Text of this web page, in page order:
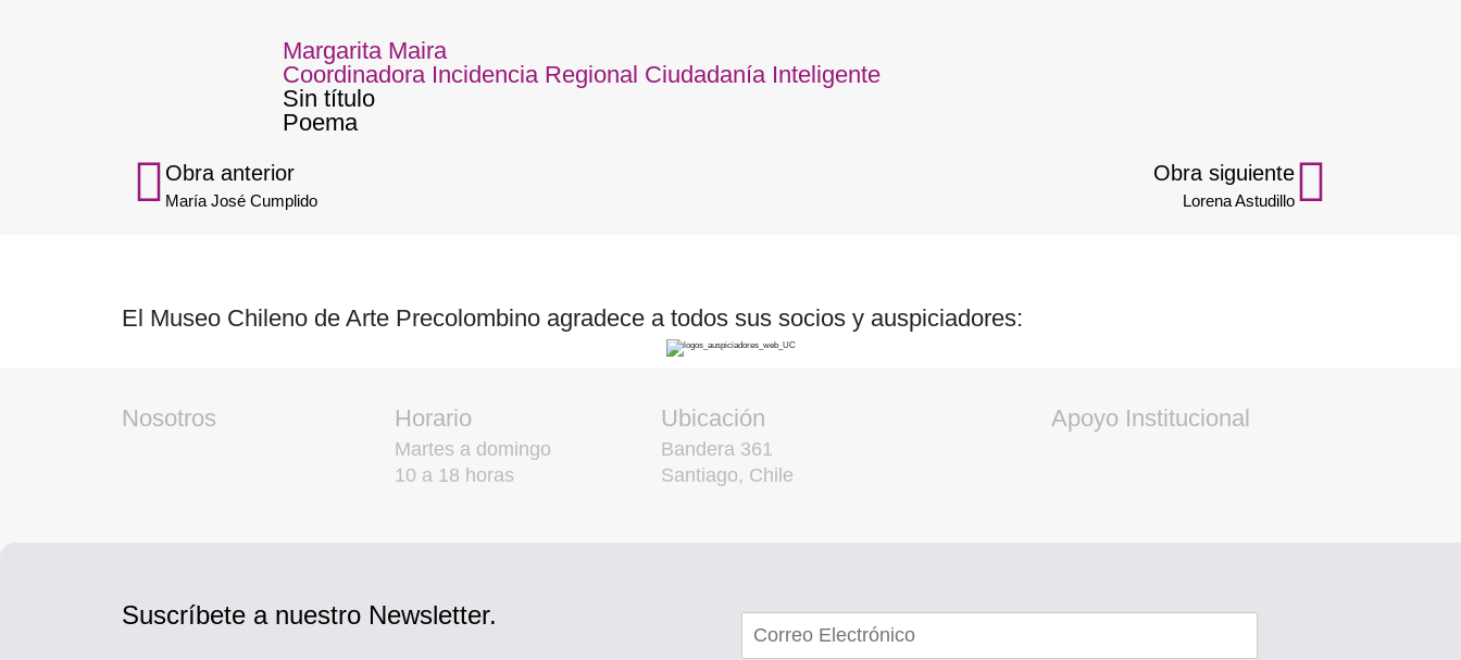
Margarita Maira
Coordinadora Incidencia Regional Ciudadanía Inteligente
Sin título
Poema
Obra anterior
María José Cumplido
Obra siguiente
Lorena Astudillo
El Museo Chileno de Arte Precolombino agradece a todos sus socios y auspiciadores:
Nosotros Horario
Martes a domingo
10 a 18 horas
Ubicación
Bandera 361
Santiago, Chile
Apoyo Institucional
Suscríbete a nuestro Newsletter.